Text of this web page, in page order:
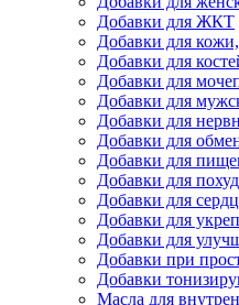
Добавки для ЖКТ
Добавки для
Добавки для
Добавки для
Добавки для
Добавки для
Добавки для
Добавки для
Добавки для
Добавки для
Добавки для
Добавки для
Добавки при
Добавки
Масла для